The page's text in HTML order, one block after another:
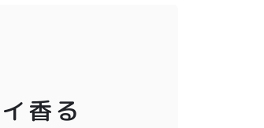
香る